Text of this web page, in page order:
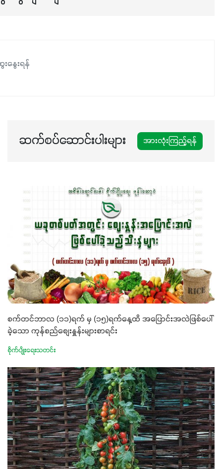
နှံစားသီးနှံများ၊ပဲအမျိုးမျိုး၊ဟင်းသီးဟင်းရွက်နဲ့ ဥယျာဉ်ခြံသီးနှံ
အားလုံးမှာ အသုံးပြုနိုင်တယ်ဆိုတော့ တစ်မျိုးတည်းနဲ့ အားလုံး
နွေးရန်
ဆက်စပ်ဆောင်းပါးများ အားလုံးကြည့်ရန်
စက်တင်ဘာလ (၁၁)ရက် မှ (၁၅)ရက်နေ့ထိ အပြောင်းအလဲဖြစ်ပေါ်
ခဲ့သော ကုန်စည်စျေးနှူန်းများစာရင်း
စိုက်ပျိုးရေးသတင်း